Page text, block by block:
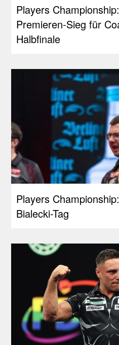
Players
Premieren-Sieg für
Halbfinale
Players
Bialecki-Tag